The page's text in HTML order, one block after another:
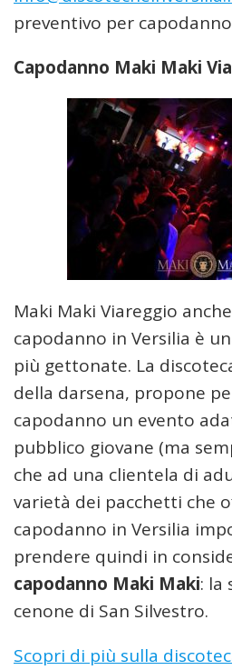
preventivo per
Capodanno Maki Maki
Maki Maki Viareggio
capodanno in Versilia è
più gettonate. La
della darsena, propone
capodanno un evento
pubblico giovane (ma
che ad una clientela di
varietà dei pacchetti che
capodanno in Versilia
prendere quindi in
capodanno Maki Maki: la
cenone di San Silvestro.
Scopri di più sulla